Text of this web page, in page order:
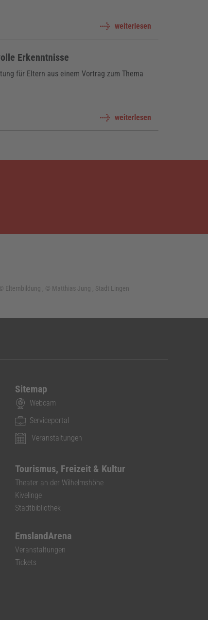
weiterlesen
Erkenntnisse
für Eltern aus einem Vortrag zum Thema
weiterlesen
Elternbildung , © Matthias Jung , Stadt Lingen
Sitemap
Webcam
Serviceportal
Veranstaltungen
Tourismus, Freizeit & Kultur
Theater an der Wilhelmshöhe
Kivelinge
Stadtbibliothek
EmslandArena
Veranstaltungen
Tickets